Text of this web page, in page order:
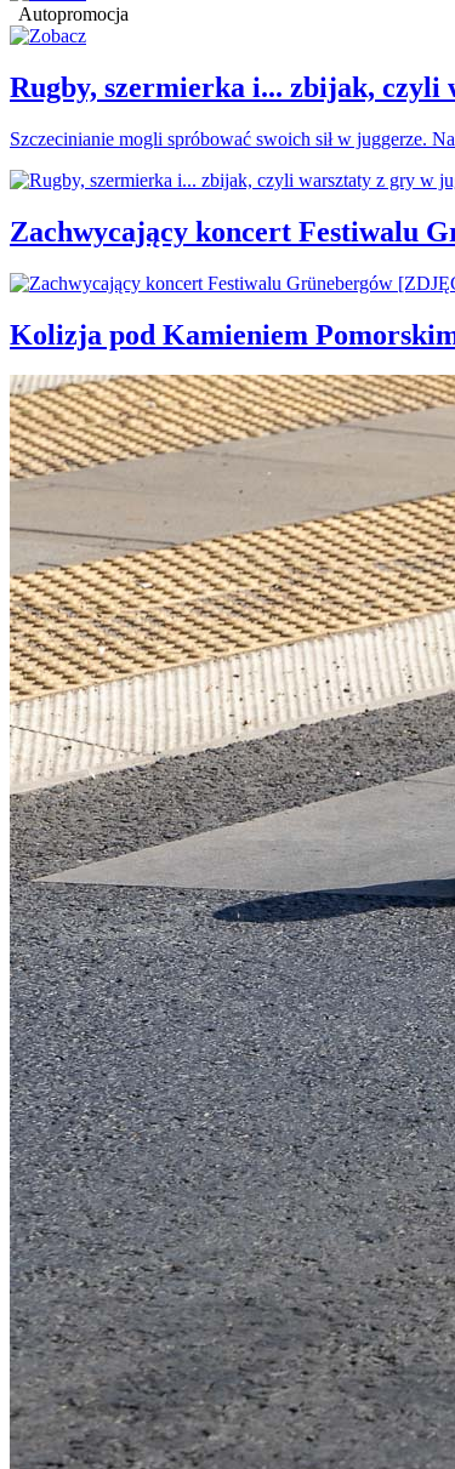
Autopromocja
Rugby, szermierka i... zbijak,
Szczecinianie mogli spróbować swoich sił w juggerze.
Zachwycający koncert Festiwalu
Kolizja pod Kamieniem